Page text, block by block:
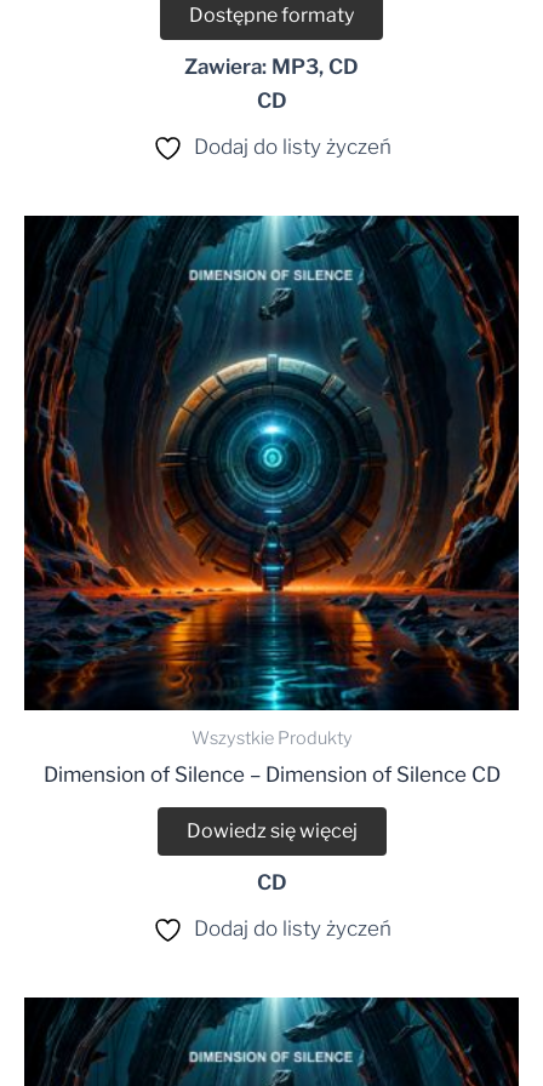
Dostępne formaty
Zawiera: MP3, CD
CD
Dodaj do listy życzeń
Wszystkie Produkty
Dimension of Silence – Dimension of Silence CD
Dowiedz się więcej
CD
Dodaj do listy życzeń